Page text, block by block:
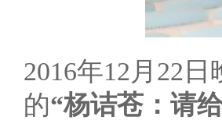
2016年12月22
的“杨诘苍：请